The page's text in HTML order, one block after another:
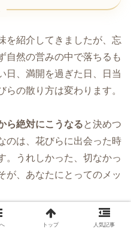
を紹介してきましたが、忘
自然の営みの中で落ちるも
日、満開を過ぎた日、日当
の散り方は変わります。
ら絶対にこうなると決めつ
のは、花びらに出会った時
。うれしかった、切なかっ
が、あなたにとってのメッ
悪い前触れに見えてしまう
トップ 人気記事